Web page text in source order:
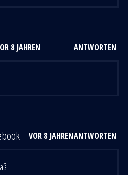
8 JAHREN ANTWORTEN
VOR 8 JAHRENANTWORTEN